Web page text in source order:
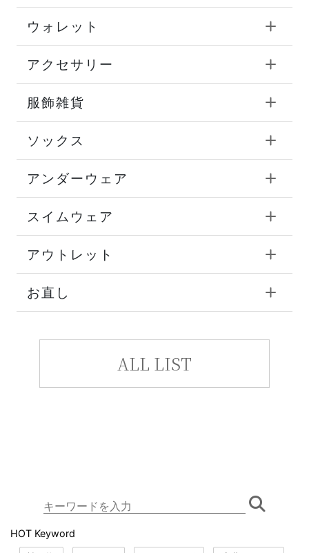
ウォレット
アクセサリー
服飾雑貨
ソックス
アンダーウェア
スイムウェア
アウトレット
お直し
ALL LIST
HOT Keyword